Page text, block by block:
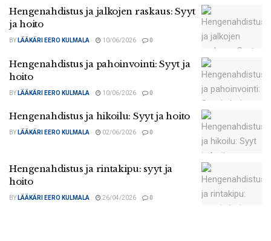
Hengenahdistus ja jalkojen raskaus: Syyt
ja hoito
BY LÄÄKÄRI EERO KULMALA 10/06/2026 0
Hengenahdistus ja pahoinvointi: Syyt ja
hoito
BY LÄÄKÄRI EERO KULMALA 10/06/2026 0
Hengenahdistus ja hikoilu: Syyt ja hoito
BY LÄÄKÄRI EERO KULMALA 02/06/2026 0
Hengenahdistus ja rintakipu: syyt ja
hoito
BY LÄÄKÄRI EERO KULMALA 26/04/2026 0